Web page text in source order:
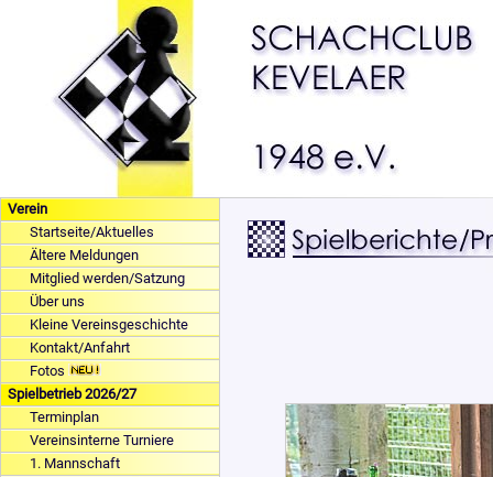
Verein
Startseite/Aktuelles
Ältere Meldungen
Mitglied werden/Satzung
Über uns
Kleine Vereinsgeschichte
Kontakt/Anfahrt
Fotos
Spielbetrieb 2026/27
Terminplan
Vereinsinterne Turniere
1. Mannschaft